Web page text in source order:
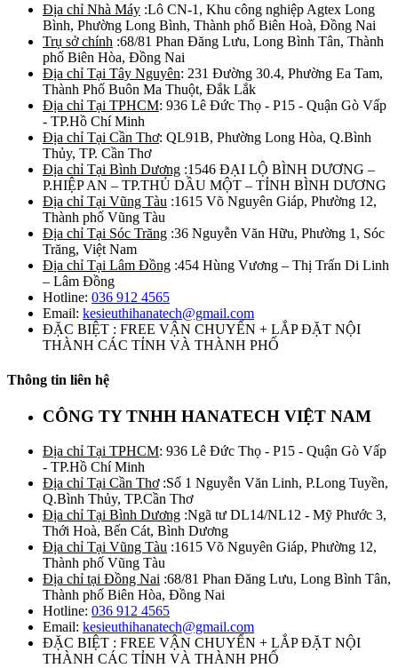
Địa chỉ Nhà Máy :Lô CN-1, Khu công nghiệp Agtex Long
Bình, Phường Long Bình, Thành phố Biên Hoà, Đồng Nai
Trụ sở chính :68/81 Phan Đăng Lưu, Long Bình Tân, Thành
phố Biên Hòa, Đồng Nai
Địa chỉ Tại Tây Nguyên: 231 Đường 30.4, Phường Ea Tam,
Thành Phố Buôn Ma Thuột, Đắk Lắk
Địa chỉ Tại TPHCM: 936 Lê Đức Thọ - P15 - Quận Gò Vấp
- TP.Hồ Chí Minh
Địa chỉ Tại Cần Thơ: QL91B, Phường Long Hòa, Q.Bình
Thủy, TP. Cần Thơ
Địa chỉ Tại Bình Dương :1546 ĐẠI LỘ BÌNH DƯƠNG –
P.HIỆP AN – TP.THỦ DẦU MỘT – TỈNH BÌNH DƯƠNG
Địa chỉ Tại Vũng Tàu :1615 Võ Nguyên Giáp, Phường 12,
Thành phố Vũng Tàu
Địa chỉ Tại Sóc Trăng :36 Nguyễn Văn Hữu, Phường 1, Sóc
Trăng, Việt Nam
Địa chỉ Tại Lâm Đồng :454 Hùng Vương – Thị Trấn Di Linh
– Lâm Đồng
Hotline: 036 912 4565
Email: kesieuthihanatech@gmail.com
ĐẶC BIỆT : FREE VẬN CHUYỂN + LẮP ĐẶT NỘI
THÀNH CÁC TỈNH VÀ THÀNH PHỐ
Thông tin liên hệ
CÔNG TY TNHH HANATECH VIỆT NAM
Địa chỉ Tại TPHCM: 936 Lê Đức Thọ - P15 - Quận Gò Vấp
- TP.Hồ Chí Minh
Địa chỉ Tại Cần Thơ:Số 1 Nguyễn Văn Linh, P.Long Tuyền,
Q.Bình Thủy, TP.Cần Thơ
Địa chỉ Tại Bình Dương :Ngã tư DL14/NL12 - Mỹ Phước 3,
Thới Hoà, Bến Cát, Bình Dương
Địa chỉ Tại Vũng Tàu :1615 Võ Nguyên Giáp, Phường 12,
Thành phố Vũng Tàu
Địa chỉ tại Đồng Nai :68/81 Phan Đăng Lưu, Long Bình Tân,
Thành phố Biên Hòa, Đồng Nai
Hotline: 036 912 4565
Email: kesieuthihanatech@gmail.com
ĐẶC BIỆT : FREE VẬN CHUYỂN + LẮP ĐẶT NỘI
THÀNH CÁC TỈNH VÀ THÀNH PHỐ